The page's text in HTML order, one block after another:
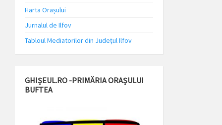
Harta Orașului
Jurnalul de Ilfov
Tabloul Mediatorilor din Județul Ilfov
GHIȘEUL.RO -PRIMĂRIA ORAȘULUI
BUFTEA